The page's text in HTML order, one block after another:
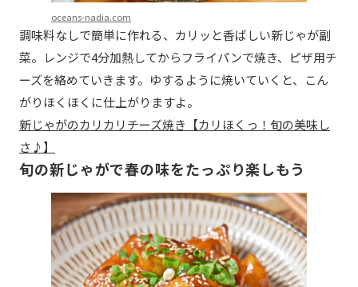
oceans-nadia.com
調味料なしで簡単に作れる、カリッと香ばしい新じゃが副
菜。レンジで4分加熱してからフライパンで焼き、ピザ用チ
ーズを絡めていきます。ゆするように焼いていくと、こん
がりほくほくに仕上がりますよ。
新じゃがのカリカリチーズ焼き【カリほくっ！旬の美味し
さ♪】
旬の新じゃがで春の味をたっぷり楽しもう